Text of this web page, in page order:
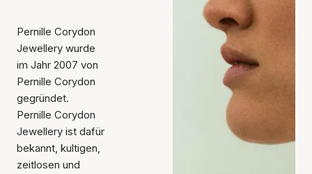
Pernille Corydon
Jewellery wurde
im Jahr 2007 von
Pernille Corydon
gegründet.
Pernille Corydon
Jewellery ist dafür
bekannt, kultigen,
zeitlosen und